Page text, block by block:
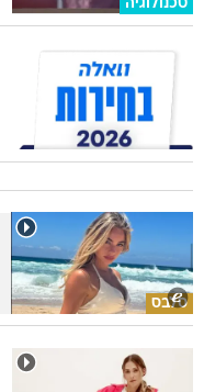
טכנולוגיה
סלבס